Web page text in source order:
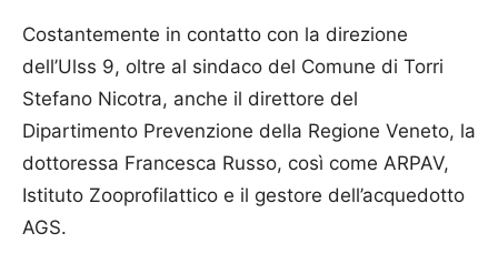
Costantemente in contatto con la direzione
dell’Ulss 9, oltre al sindaco del Comune di Torri
Stefano Nicotra, anche il direttore del
Dipartimento Prevenzione della Regione Veneto, la
dottoressa Francesca Russo, così come ARPAV,
Istituto Zooprofilattico e il gestore dell’acquedotto
AGS.